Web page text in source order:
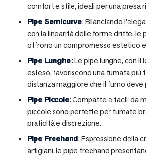
comfort e stile, ideali per una presa
Pipe Semicurve: Bilanciando
con la linearità delle forme dritte, le
offrono un compromesso estetico
Pipe Lunghe:Le pipe lunghe, con il
esteso, favoriscono una fumata più
distanza maggiore che il fumo deve
Pipe Piccole: Compatte e facili da
piccole sono perfette per fumate
praticità e discrezione.
Pipe Freehand: Espressione della
artigiani, le pipe freehand